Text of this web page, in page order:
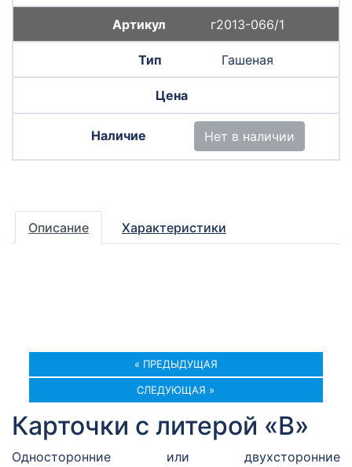
г2013-066/1
Гашеная
Нет в наличии
Описание Характеристики
« ПРЕДЫДУЩАЯ
СЛЕДУЮЩАЯ »
Карточки с литерой «В»
Односторонние или двухсторонние